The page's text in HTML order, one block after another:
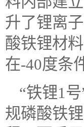
升了锂离
酸铁锂材
在-40度条
“铁锂1
规磷酸铁